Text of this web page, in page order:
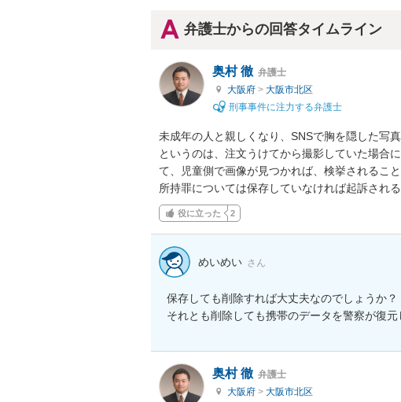
弁護士からの回答タイムライン
奥村 徹 弁護士
大阪府 > 大阪市北区
刑事事件に注力する弁護士
未成年の人と親しくなり、SNSで胸を隠した写
というのは、注文うけてから撮影していた場合
て、児童側で画像が見つかれば、検挙されること
所持罪については保存していなければ起訴される
役に立った 2
めいめい さん
保存しても削除すれば大丈夫なのでしょうか？
それとも削除しても携帯のデータを警察が復
奥村 徹 弁護士
大阪府 > 大阪市北区